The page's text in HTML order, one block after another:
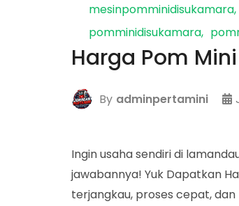
mesinpomminidisukamara
pomminidisukamara
Harga Pom
By adminpertamini
Ingin usaha sendiri di
jawabannya! Yuk Dapatkan
terjangkau, proses cepat, dan